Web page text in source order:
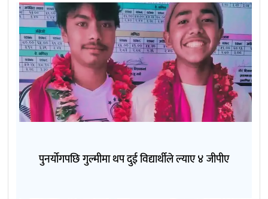
पुनर्योगपछि गुल्मीमा थप दुई विद्यार्थीले ल्याए ४ जीपीए